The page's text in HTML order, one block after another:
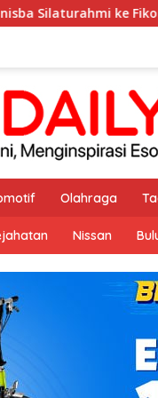
Unissula, Pelajari
Olahraga
Nissan